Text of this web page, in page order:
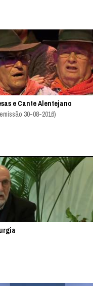
e Cante Alentejano
30-08-2016)